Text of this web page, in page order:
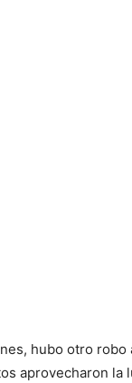
hubo otro robo
aprovecharon la